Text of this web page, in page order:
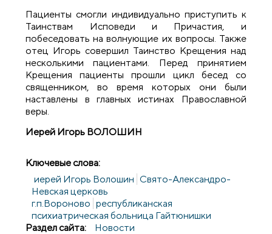
Пациенты смогли индивидуально приступить к
Таинствам Исповеди и Причастия, и
побеседовать на волнующие их вопросы. Также
отец Игорь совершил Таинство Крещения над
несколькими пациентами. Перед принятием
Крещения пациенты прошли цикл бесед со
священником, во время которых они были
наставлены в главных истинах Православной
веры.
Иерей Игорь ВОЛОШИН
Ключевые слова:
иерей Игорь Волошин Свято-Александро-
Невская церковь
г.п.Вороново республиканская
психиатрическая больница Гайтюнишки
Раздел сайта:
Новости